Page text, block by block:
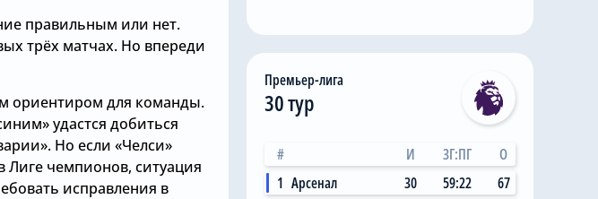
правильным или нет.
трёх матчах. Но впереди
ориентиром для команды.
удастся добиться
Но если «Челси»
Лиге чемпионов, ситуация
исправления в
Премьер-лига
30 тур
# И ЗГ:ПГ
О
1 Арсенал 30 59:22
67